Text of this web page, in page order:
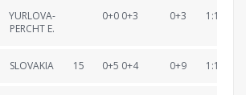
YURLOVA-
PERCHT E.
0+0 0+3 0+3 1:12:43.7
SLOVAKIA 15 0+5 0+4 0+9 1:12:53.2